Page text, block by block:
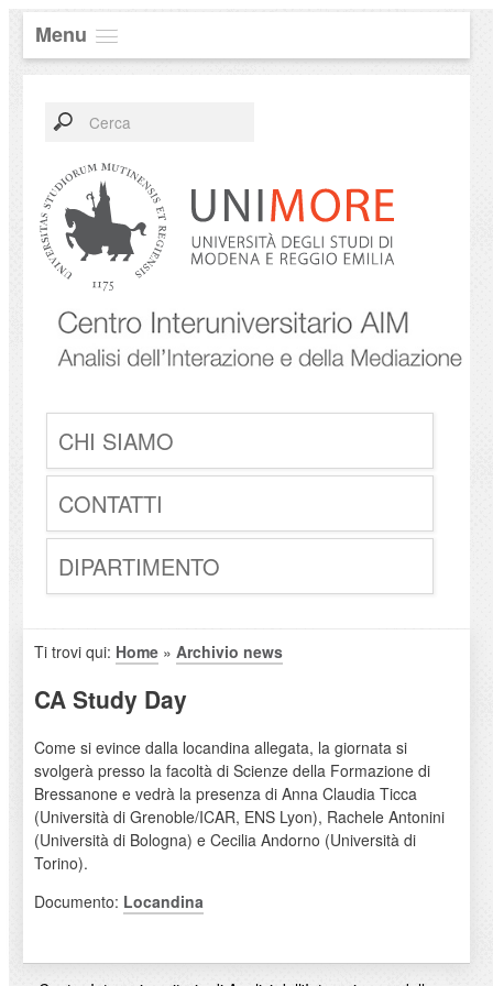
Menu
CHI SIAMO
CONTATTI
DIPARTIMENTO
Ti trovi qui: Home» Archivio news
CA Study Day
Come si evince dalla locandina allegata, la giornata si
svolgerà presso la facoltà di Scienze della Formazione di
Bressanone e vedrà la presenza di Anna Claudia Ticca
(Università di Grenoble/ICAR, ENS Lyon), Rachele Antonini
(Università di Bologna) e Cecilia Andorno (Università di
Torino).
Documento: Locandina